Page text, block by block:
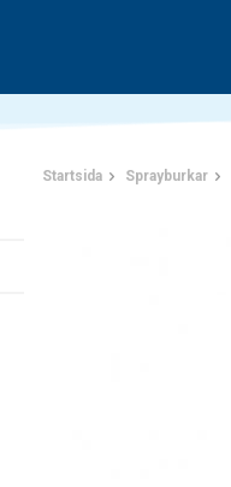
Startsida Sprayburkar